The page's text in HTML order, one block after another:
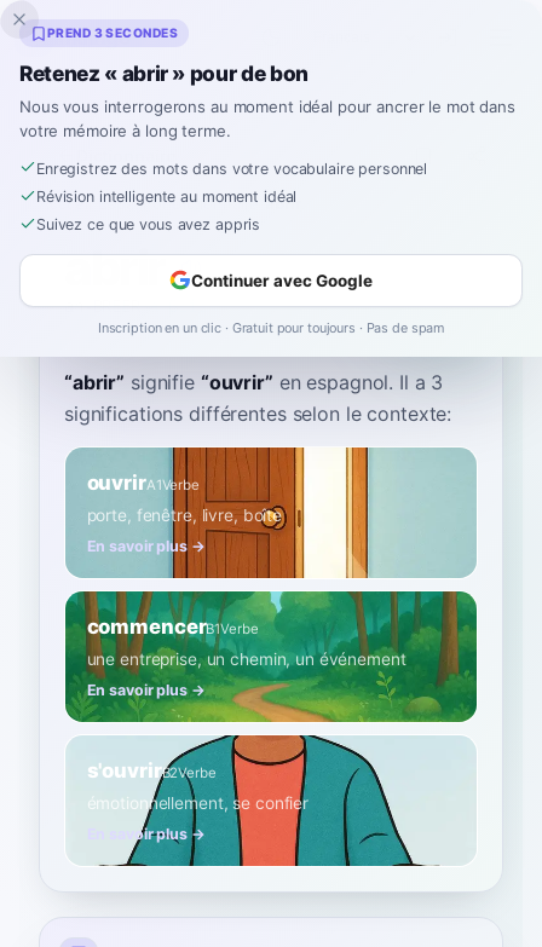
Inklingo
Accueil› Espagnol›Dictionnaire ›abrir
abrir
ah-BREER aˈβɾiɾ
“abrir” signifie “ouvrir” en espagnol. Il a 3
significations différentes selon le contexte:
ouvrirA1Verbe
porte, fenêtre, livre, boîte
En savoir plus →
commencerB1Verbe
une entreprise, un chemin, un événement
En savoir plus →
s'ouvrirB2Verbe
émotionnellement, se confier
En savoir plus →
PREND 3 SECONDES
Retenez « abrir » pour de bon
Nous vous interrogerons au moment idéal pour ancrer le mot dans
votre mémoire à long terme.
Enregistrez des mots dans votre vocabulaire personnel
Révision intelligente au moment idéal
Suivez ce que vous avez appris
Continuer avec Google
Inscription en un clic · Gratuit pour toujours · Pas de spam